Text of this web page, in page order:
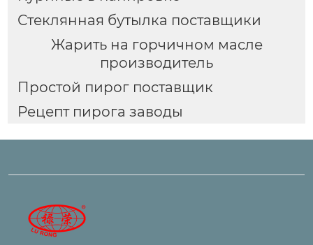
Стеклянная бутылка поставщики
Жарить на горчичном масле
производитель
Простой пирог поставщик
Рецепт пирога заводы